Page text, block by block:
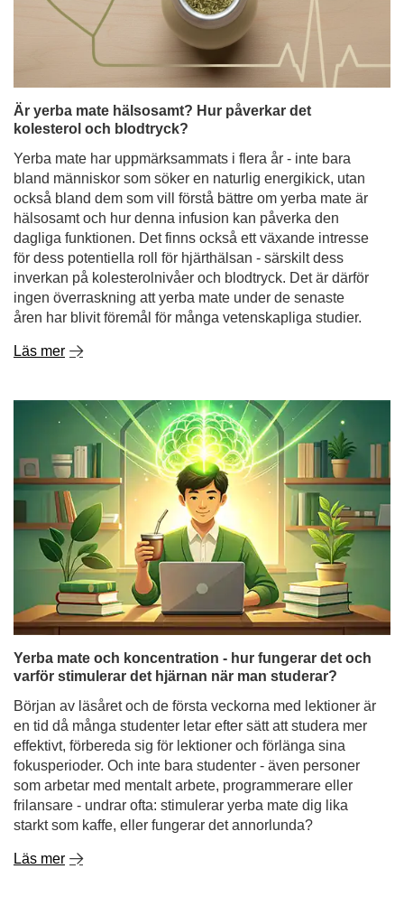
Är yerba mate hälsosamt? Hur påverkar det
kolesterol och blodtryck?
Yerba mate har uppmärksammats i flera år - inte bara
bland människor som söker en naturlig energikick, utan
också bland dem som vill förstå bättre om yerba mate är
hälsosamt och hur denna infusion kan påverka den
dagliga funktionen. Det finns också ett växande intresse
för dess potentiella roll för hjärthälsan - särskilt dess
inverkan på kolesterolnivåer och blodtryck. Det är därför
ingen överraskning att yerba mate under de senaste
åren har blivit föremål för många vetenskapliga studier.
Läs mer
Yerba mate och koncentration - hur fungerar det och
varför stimulerar det hjärnan när man studerar?
Början av läsåret och de första veckorna med lektioner är
en tid då många studenter letar efter sätt att studera mer
effektivt, förbereda sig för lektioner och förlänga sina
fokusperioder. Och inte bara studenter - även personer
som arbetar med mentalt arbete, programmerare eller
frilansare - undrar ofta: stimulerar yerba mate dig lika
starkt som kaffe, eller fungerar det annorlunda?
Läs mer